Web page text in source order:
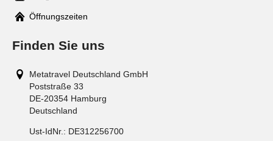
Mail
Öffnungszeiten
Finden Sie uns
Metatravel Deutschland GmbH
Poststraße 33
DE-20354 Hamburg
Deutschland
Ust-IdNr.: DE312256700